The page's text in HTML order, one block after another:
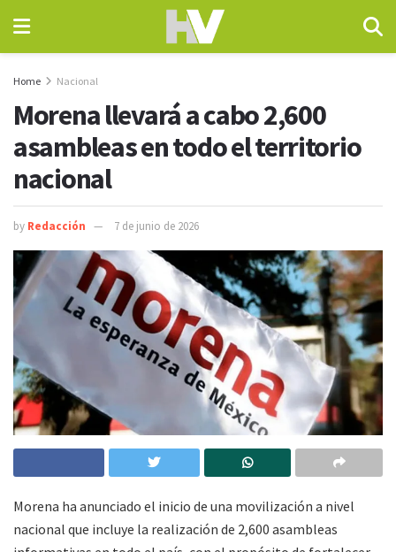
Home Nacional
Morena llevará a cabo 2,600
asambleas en todo el territorio
nacional
by Redacción 7 de junio de 2026
Morena ha anunciado el inicio de una movilización a nivel
nacional que incluye la realización de 2,600 asambleas